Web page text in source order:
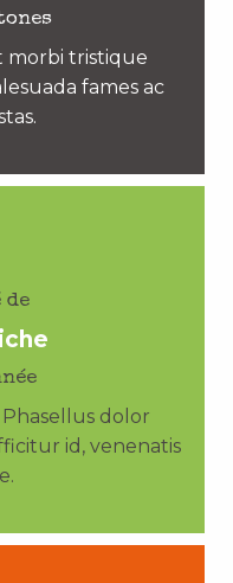
morbi tristique
fames ac
dolor
id, venenatis